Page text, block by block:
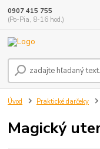
0907 415 755
(Po-Pia, 8-16 hod.)
Úvod Praktické darčeky
Magický